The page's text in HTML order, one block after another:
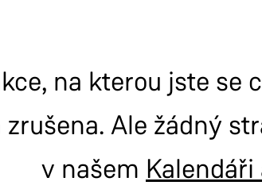
na kterou jste
Ale žádný
v našem Kalendáři